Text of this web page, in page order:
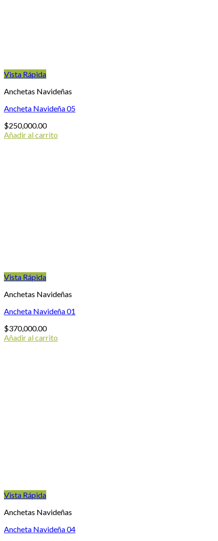
Vista Rápida
Anchetas Navideñas
Ancheta Navideña 05
$250,000.00
Añadir al carrito
Vista Rápida
Anchetas Navideñas
Ancheta Navideña 01
$370,000.00
Añadir al carrito
Vista Rápida
Anchetas Navideñas
Ancheta Navideña 04